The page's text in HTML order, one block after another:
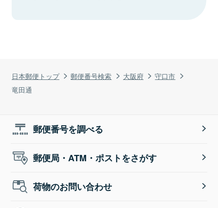
日本郵便トップ 郵便番号検索 大阪府
守口市
竜田通
郵便番号を調べる
郵便局・ATM・ポストをさがす
荷物のお問い合わせ